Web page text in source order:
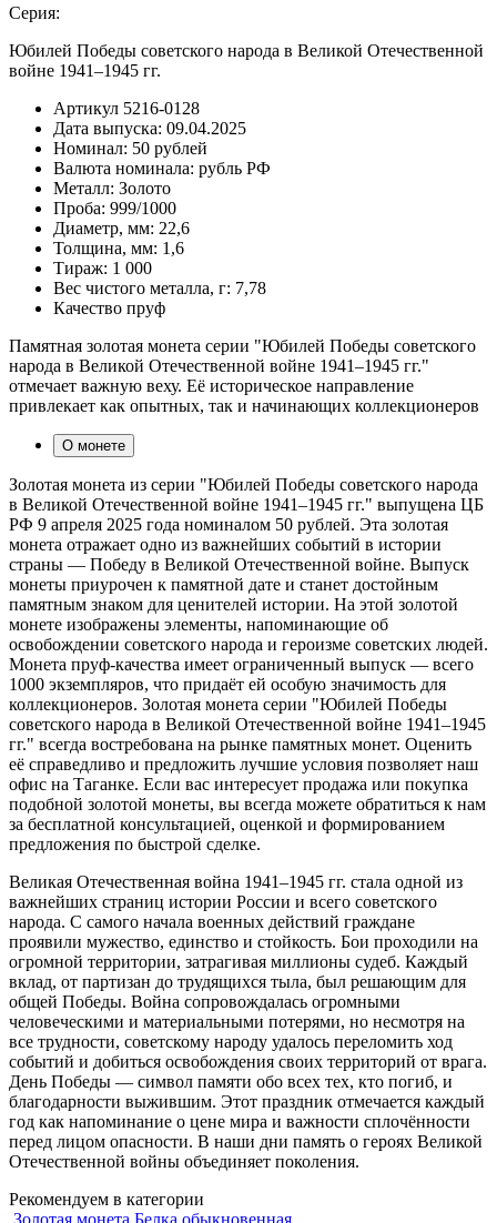
Серия:
Юбилей Победы советского народа в Великой Отечественной
войне 1941–1945 гг.
Артикул 5216-0128
Дата выпуска: 09.04.2025
Номинал: 50 рублей
Валюта номинала: рубль РФ
Металл: Золото
Проба: 999/1000
Диаметр, мм: 22,6
Толщина, мм: 1,6
Тираж: 1 000
Вес чистого металла, г: 7,78
Качество пруф
Памятная золотая монета серии "Юбилей Победы советского
народа в Великой Отечественной войне 1941–1945 гг."
отмечает важную веху. Её историческое направление
привлекает как опытных, так и начинающих коллекционеров
О монете
Золотая монета из серии "Юбилей Победы советского народа
в Великой Отечественной войне 1941–1945 гг." выпущена ЦБ
РФ 9 апреля 2025 года номиналом 50 рублей. Эта золотая
монета отражает одно из важнейших событий в истории
страны — Победу в Великой Отечественной войне. Выпуск
монеты приурочен к памятной дате и станет достойным
памятным знаком для ценителей истории. На этой золотой
монете изображены элементы, напоминающие об
освобождении советского народа и героизме советских людей.
Монета пруф-качества имеет ограниченный выпуск — всего
1000 экземпляров, что придаёт ей особую значимость для
коллекционеров. Золотая монета серии "Юбилей Победы
советского народа в Великой Отечественной войне 1941–1945
гг." всегда востребована на рынке памятных монет. Оценить
её справедливо и предложить лучшие условия позволяет наш
офис на Таганке. Если вас интересует продажа или покупка
подобной золотой монеты, вы всегда можете обратиться к нам
за бесплатной консультацией, оценкой и формированием
предложения по быстрой сделке.
Великая Отечественная война 1941–1945 гг. стала одной из
важнейших страниц истории России и всего советского
народа. С самого начала военных действий граждане
проявили мужество, единство и стойкость. Бои проходили на
огромной территории, затрагивая миллионы судеб. Каждый
вклад, от партизан до трудящихся тыла, был решающим для
общей Победы. Война сопровождалась огромными
человеческими и материальными потерями, но несмотря на
все трудности, советскому народу удалось переломить ход
событий и добиться освобождения своих территорий от врага.
День Победы — символ памяти обо всех тех, кто погиб, и
благодарности выжившим. Этот праздник отмечается каждый
год как напоминание о цене мира и важности сплочённости
перед лицом опасности. В наши дни память о героях Великой
Отечественной войны объединяет поколения.
Рекомендуем в категории
Золотая монета Белка обыкновенная